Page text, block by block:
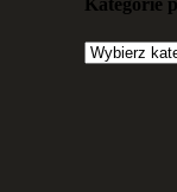
Kategorie